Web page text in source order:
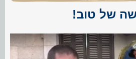
של טוב!